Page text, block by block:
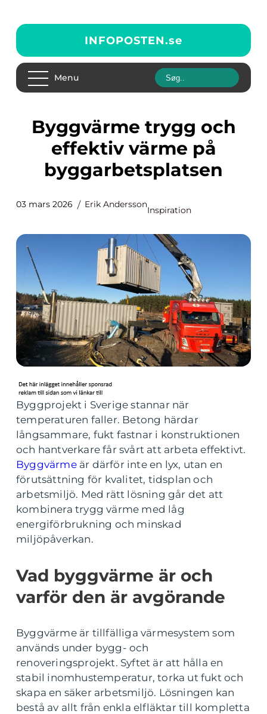
INFOPOSTEN.se
Menu
Byggvärme trygg och
effektiv värme på
byggarbetsplatsen
03 mars 2026 Erik Andersson
Inspiration
Byggprojekt i Sverige stannar när
temperaturen faller. Betong härdar
långsammare, fukt fastnar i konstruktionen
och hantverkare får svårt att arbeta effektivt.
Byggvärmeär därför inte en lyx, utan en
förutsättning för kvalitet, tidsplan och
arbetsmiljö. Med rätt lösning går det att
kombinera trygg värme med låg
energiförbrukning och minskad
miljöpåverkan.
Vad byggvärme är och
varför den är avgörande
Byggvärme är tillfälliga värmesystem som
används under bygg- och
renoveringsprojekt. Syftet är att hålla en
stabil inomhustemperatur, torka ut fukt och
skapa en säker arbetsmiljö. Lösningen kan
bestå av allt från enkla elfläktar till kompletta